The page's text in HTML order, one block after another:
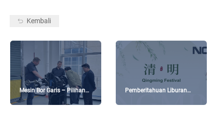
Kembali
Mesin Bor Garis – Pilihan
Utama untuk Pelanggan
Pemberitahuan Liburan